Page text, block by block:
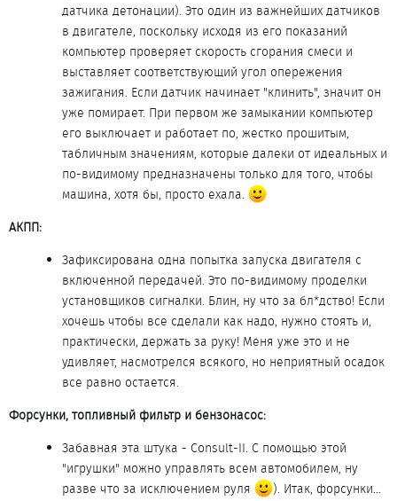
датчика детонации). Это один из важнейших датчиков
в двигателе, поскольку исходя из его показаний
компьютер проверяет скорость сгорания смеси и
выставляет соответствующий угол опережения
зажигания. Если датчик начинает "клинить", значит он
уже помирает. При первом же замыкании компьютер
его выключает и работает по, жестко прошитым,
табличным значениям, которые далеки от идеальных и
по-видимому предназначены только для того, чтобы
машина, хотя бы, просто ехала.
АКПП:
Зафиксирована одна попытка запуска двигателя с
включенной передачей. Это по-видимому проделки
установщиков сигналки. Блин, ну что за бл*дство! Если
хочешь чтобы все сделали как надо, нужно стоять и,
практически, держать за руку! Меня уже это и не
удивляет, насмотрелся всякого, но неприятный осадок
все равно остается.
Форсунки, топливный фильтр и бензонасос:
Забавная эта штука - Consult-II. С помощью этой
"игрушки" можно управлять всем автомобилем, ну
разве что за исключением руля
). Итак, форсунки…